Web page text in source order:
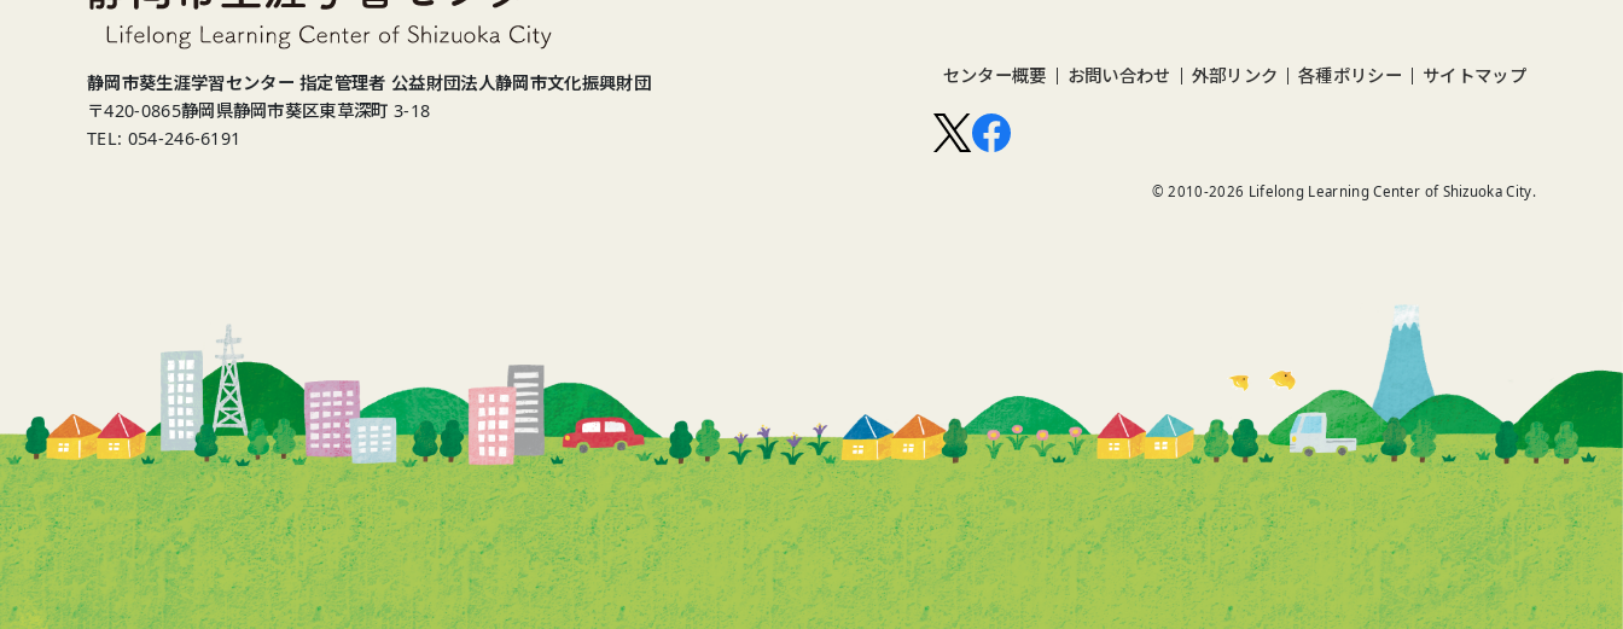
静岡市葵生涯学習センター 指定管理者 公益財団法人静岡市文化振興財団
〒420-0865静岡県静岡市葵区東草深町 3-18
TEL: 054-246-6191
センター概要 お問い合わせ 外部リンク 各種ポリシー サイトマップ
© 2010-2026 Lifelong Learning Center of Shizuoka City.